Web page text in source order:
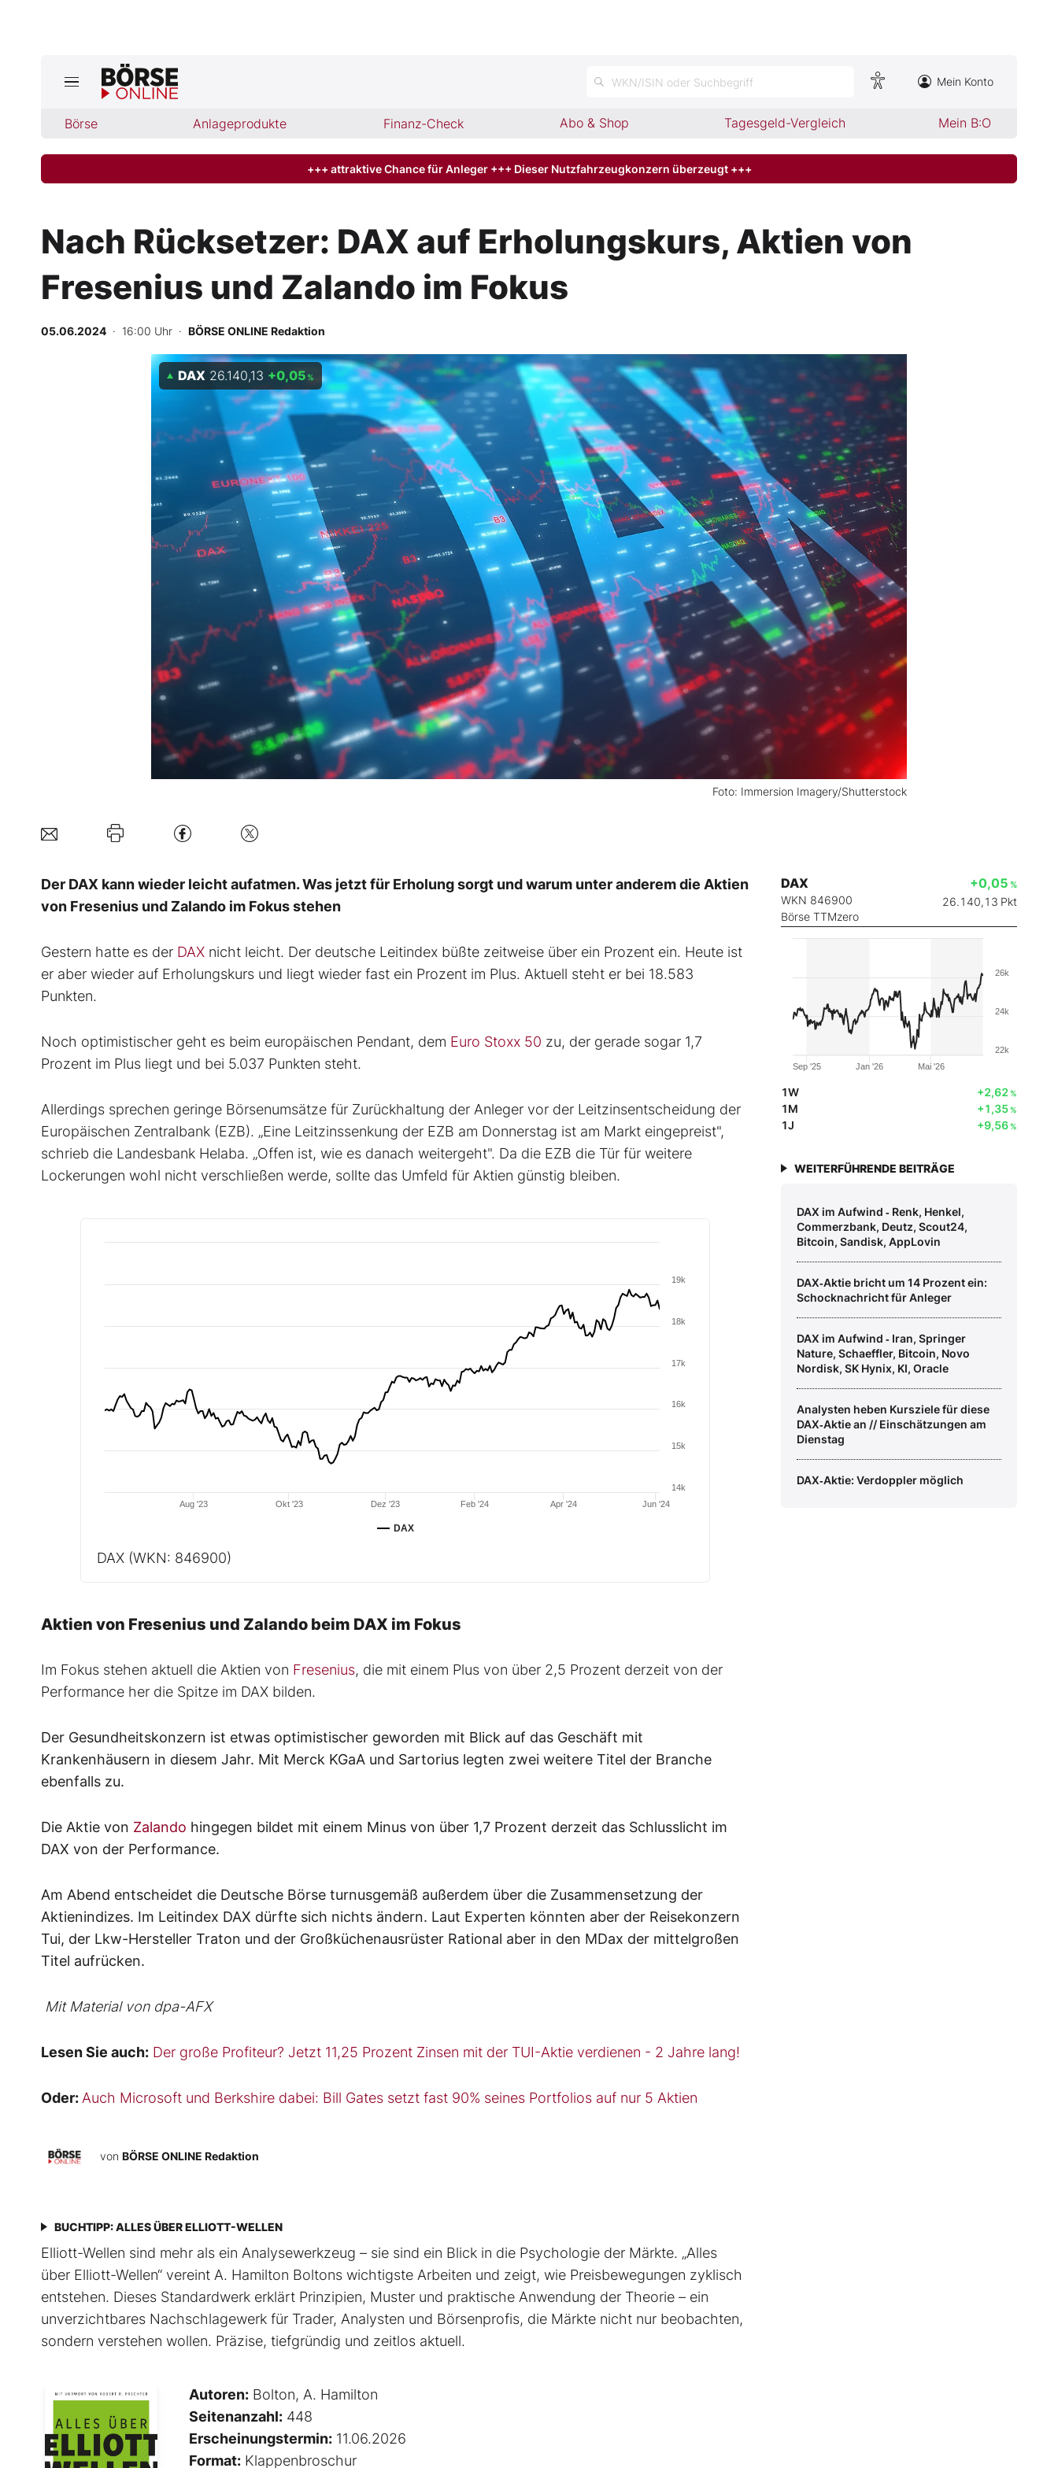
WKN/ISIN oder Suchbegriff Mein Konto
Börse Anlageprodukte Finanz-Check Abo & Shop Tagesgeld-Vergleich Mein B:O
Jetzt aktuelle Ausgabe BÖRSE ONLINE lesen
Finanz-Check
Abo & Shop
BO-Musterdepots
Experten
Mein Konto
Folgen Sie uns
Kontakt
+++ attraktive Chance für Anleger +++ Dieser Nutzfahrzeugkonzern überzeugt +++
Nach Rücksetzer: DAX auf Erholungskurs, Aktien von
Fresenius und Zalando im Fokus
05.06.2024 · 16:00 Uhr · BÖRSE ONLINE Redaktion
Foto: Immersion Imagery/Shutterstock
DAX 26.140,13 +0,05 %
Der DAX kann wieder leicht aufatmen. Was jetzt für Erholung sorgt und warum unter anderem die Aktien
von Fresenius und Zalando im Fokus stehen
Gestern hatte es der DAX nicht leicht. Der deutsche Leitindex büßte zeitweise über ein Prozent ein. Heute ist
er aber wieder auf Erholungskurs und liegt wieder fast ein Prozent im Plus. Aktuell steht er bei 18.583
Punkten.
Noch optimistischer geht es beim europäischen Pendant, dem Euro Stoxx 50 zu, der gerade sogar 1,7
Prozent im Plus liegt und bei 5.037 Punkten steht.
Allerdings sprechen geringe Börsenumsätze für Zurückhaltung der Anleger vor der Leitzinsentscheidung der
Europäischen Zentralbank (EZB). „Eine Leitzinssenkung der EZB am Donnerstag ist am Markt eingepreist",
schrieb die Landesbank Helaba. „Offen ist, wie es danach weitergeht". Da die EZB die Tür für weitere
Lockerungen wohl nicht verschließen werde, sollte das Umfeld für Aktien günstig bleiben.
DAX
Aug '23 Okt '23 Dez '23 Feb '24 Apr '24 Jun '24
14k
15k
16k
17k
18k
19k
DAX (WKN: 846900)
Aktien von Fresenius und Zalando beim DAX im Fokus
Im Fokus stehen aktuell die Aktien von Fresenius, die mit einem Plus von über 2,5 Prozent derzeit von der
Performance her die Spitze im DAX bilden.
Der Gesundheitskonzern ist etwas optimistischer geworden mit Blick auf das Geschäft mit
Krankenhäusern in diesem Jahr. Mit Merck KGaA und Sartorius legten zwei weitere Titel der Branche
ebenfalls zu.
Die Aktie von Zalando hingegen bildet mit einem Minus von über 1,7 Prozent derzeit das Schlusslicht im
DAX von der Performance.
Am Abend entscheidet die Deutsche Börse turnusgemäß außerdem über die Zusammensetzung der
Aktienindizes. Im Leitindex DAX dürfte sich nichts ändern. Laut Experten könnten aber der Reisekonzern
Tui, der Lkw-Hersteller Traton und der Großküchenausrüster Rational aber in den MDax der mittelgroßen
Titel aufrücken.
Mit Material von dpa-AFX
Lesen Sie auch: Der große Profiteur? Jetzt 11,25 Prozent Zinsen mit der TUI-Aktie verdienen - 2 Jahre lang!
Oder:Auch Microsoft und Berkshire dabei: Bill Gates setzt fast 90% seines Portfolios auf nur 5 Aktien
von BÖRSE ONLINE Redaktion
BUCHTIPP: ALLES ÜBER ELLIOTT-WELLEN
Elliott-Wellen sind mehr als ein Analysewerkzeug – sie sind ein Blick in die Psychologie der Märkte. „Alles
über Elliott-Wellen“ vereint A. Hamilton Boltons wichtigste Arbeiten und zeigt, wie Preisbewegungen zyklisch
entstehen. Dieses Standardwerk erklärt Prinzipien, Muster und praktische Anwendung der Theorie – ein
unverzichtbares Nachschlagewerk für Trader, Analysten und Börsenprofis, die Märkte nicht nur beobachten,
sondern verstehen wollen. Präzise, tiefgründig und zeitlos aktuell.
Autoren: Bolton, A. Hamilton
Seitenanzahl: 448
Erscheinungstermin: 11.06.2026
Format: Klappenbroschur
DAX
WKN 846900
Börse TTMzero
+0,05 %
26.140,13 Pkt
Jan '26
Sep '25 Mai '26
22k
24k
26k
1W +2,62%
1M +1,35%
1J +9,56%
WEITERFÜHRENDE BEITRÄGE
DAX im Aufwind ‑ Renk, Henkel,
Commerzbank, Deutz, Scout24,
Bitcoin, Sandisk, AppLovin
DAX‑Aktie bricht um 14 Prozent ein:
Schocknachricht für Anleger
DAX im Aufwind ‑ Iran, Springer
Nature, Schaeffler, Bitcoin, Novo
Nordisk, SK Hynix, KI, Oracle
Analysten heben Kursziele für diese
DAX‑Aktie an // Einschätzungen am
Dienstag
DAX‑Aktie: Verdoppler möglich